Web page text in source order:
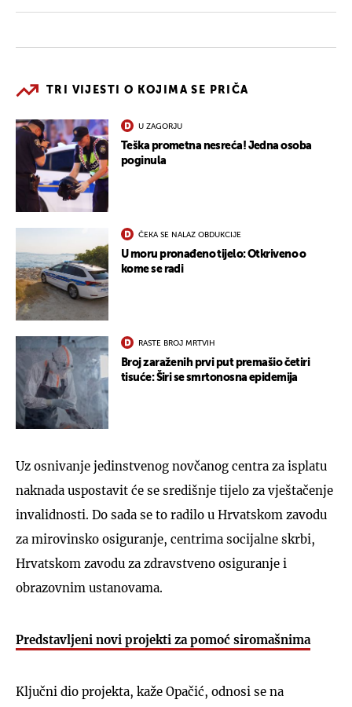
TRI VIJESTI O KOJIMA SE PRIČA
U ZAGORJU
Teška prometna nesreća! Jedna osoba
poginula
ČEKA SE NALAZ OBDUKCIJE
U moru pronađeno tijelo: Otkriveno o
kome se radi
RASTE BROJ MRTVIH
Broj zaraženih prvi put premašio četiri
tisuće: Širi se smrtonosna epidemija
Uz osnivanje jedinstvenog novčanog centra za isplatu
naknada uspostavit će se središnje tijelo za vještačenje
invalidnosti. Do sada se to radilo u Hrvatskom zavodu
za mirovinsko osiguranje, centrima socijalne skrbi,
Hrvatskom zavodu za zdravstveno osiguranje i
obrazovnim ustanovama.
Predstavljeni novi projekti za pomoć siromašnima
Ključni dio projekta, kaže Opačić, odnosi se na